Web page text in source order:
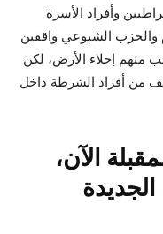
وأفراد الأسرة
والحزب الشيوعي واقفين
منهم إخلاء الأرض، لكن
من أفراد الشرطة داخل
الآن،